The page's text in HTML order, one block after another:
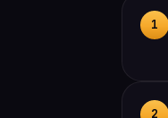
1
2